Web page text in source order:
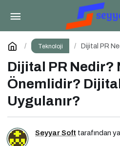
Teknoloji
Dijital PR
Dijital PR Nedir?
Önemlidir? Dijital
Uygulanır?
Seyyar Soft tarafından
Yeni Tehdit: Sahte
Siber Saldırılar Yükselişte
Yorum Yap